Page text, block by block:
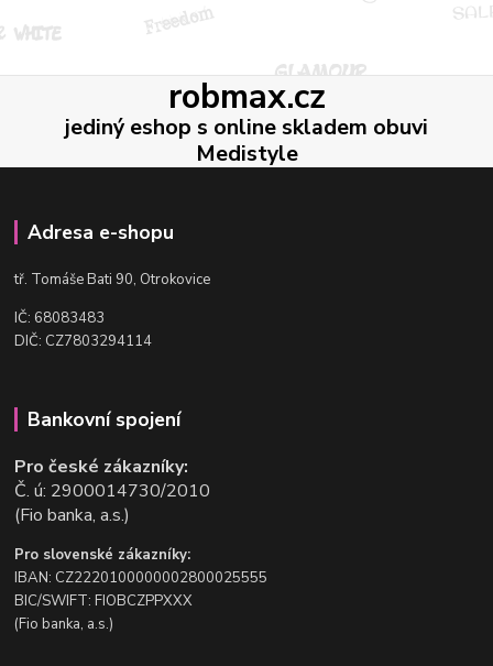
robmax.cz
jediný eshop s online skladem obuvi
Medistyle
Adresa e-shopu
tř. Tomáše Bati 90, Otrokovice
IČ: 68083483
DIČ: CZ7803294114
Bankovní spojení
Pro české zákazníky:
Č. ú: 2900014730/2010
(Fio banka, a.s.)
Pro slovenské zákazníky:
IBAN: CZ2220100000002800025555
BIC/SWIFT: FIOBCZPPXXX
(Fio banka, a.s.)